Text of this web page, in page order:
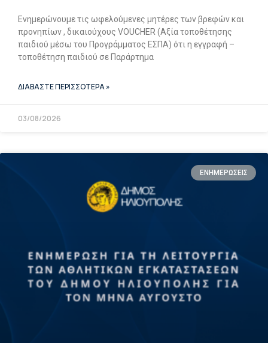
Ενημερώνουμε τις ωφελούμενες μητέρες των βρεφών και
προνηπίων , δικαιούχους VOUCHER (Αξία τοποθέτησης
παιδιού μέσω του Προγράμματος ΕΣΠΑ) ότι η εγγραφή –
τοποθέτηση παιδιού σε Παράρτημα
ΔΙΑΒΑΣΤΕ ΠΕΡΙΣΣΟΤΕΡΑ »
03/08/2026
ΕΝΗΜΕΡΩΣΕΙΣ